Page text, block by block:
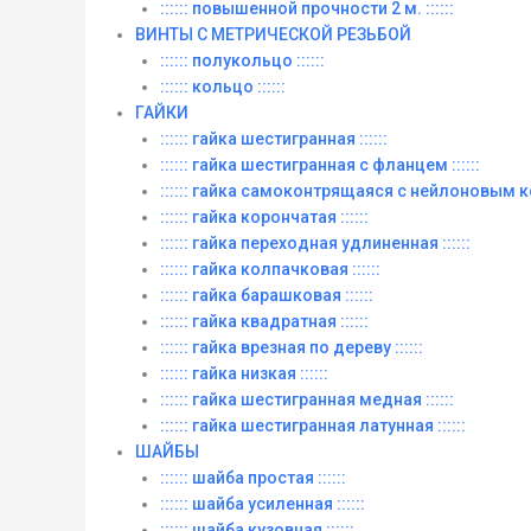
:::::: повышенной прочности 2 м. ::::::
ВИНТЫ C МЕТРИЧЕСКОЙ РЕЗЬБОЙ
:::::: полукольцо ::::::
:::::: кольцо ::::::
ГАЙКИ
:::::: гайка шестигранная ::::::
:::::: гайка шестигранная с фланцем ::::::
:::::: гайка самоконтрящаяся с нейлоновым
:::::: гайка корончатая ::::::
:::::: гайка переходная удлиненная ::::::
:::::: гайка колпачковая ::::::
:::::: гайка барашковая ::::::
:::::: гайка квадратная ::::::
:::::: гайка врезная по дереву ::::::
:::::: гайка низкая ::::::
:::::: гайка шестигранная медная ::::::
:::::: гайка шестигранная латунная ::::::
ШАЙБЫ
:::::: шайба простая ::::::
:::::: шайба усиленная ::::::